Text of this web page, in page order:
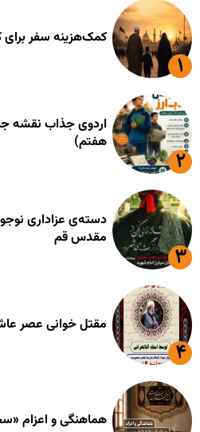
کمک‌هزینه سفر برای
اردوی جذاب نقشه
هفتم)
دسته‌ی عزاداری
مقدس قم
مقتل خوانی عصر
هماهنگی و اعزام